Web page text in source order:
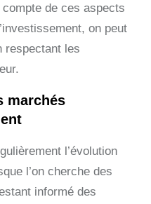
de ces aspects
on peut
respectant les
marchés
l’évolution
l’on cherche des
informé des